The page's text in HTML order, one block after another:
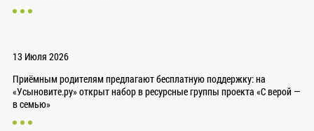
13 Июля 2026
Приёмным родителям предлагают бесплатную поддержку: на
«Усыновите.ру» открыт набор в ресурсные группы проекта «С верой —
в семью»